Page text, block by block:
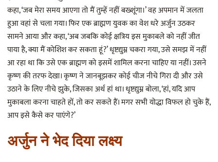
कहा, ‘जब मेरा समय आएगा तो मैं तुम्हें नहीं बख्शूंगा।’ वह अपमान में जलता
हुआ वहां से चला गया। फिर एक ब्राह्मण युवक का वेश धरे अर्जुन उठकर
सामने आया और कहा, ‘अब जबकि कोई क्षत्रिय इस मुकाबले को नहीं जीत
पाया है, क्या मैं कोशिश कर सकता हूं?’ धृष्टद्युम्न चकरा गया, उसे समझ में नहीं
आ रहा था कि उसे एक ब्राह्मण को इसमें शामिल करना चाहिए या नहीं। उसने
कृष्ण की तरफ देखा। कृष्ण ने जानबूझकर कोई चीज नीचे गिरा दी और उसे
उठाने के लिए नीचे झुके, जिसका अर्थ हां था। धृष्टद्युम्न बोला, ‘हां, यदि आप
मुकाबला करना चाहते हों, तो कर सकते हैं। मगर सभी योद्धा विफल हो चुके हैं,
आप इसे कैसे कर पाएंगे?’
अर्जुन ने भेद दिया लक्ष्य